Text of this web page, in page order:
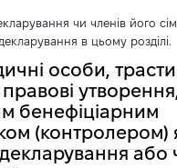
чи членів його
в цьому розділі.
особи, трасти
правові
бенефіціарним
(контролером)
декларування або